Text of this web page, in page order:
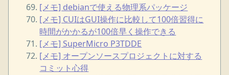
[メモ] debianで使える物理系パッケージ
[メモ] CUIはGUI操作に比較して100倍習得に
時間がかかるが100倍早く操作できる
[メモ] SuperMicro P3TDDE
[メモ] オープンソースプロジェクトに対する
コミット心得